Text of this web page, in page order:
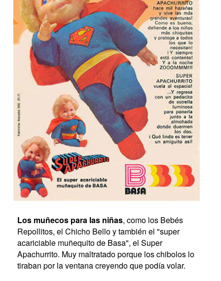
Los muñecos para las niñas, como los Bebés
Repollitos, el Chicho Bello y también el "super
acariciable muñequito de Basa", el Super
Apachurrito. Muy maltratado porque los chibolos lo
tiraban por la ventana creyendo que podía volar.